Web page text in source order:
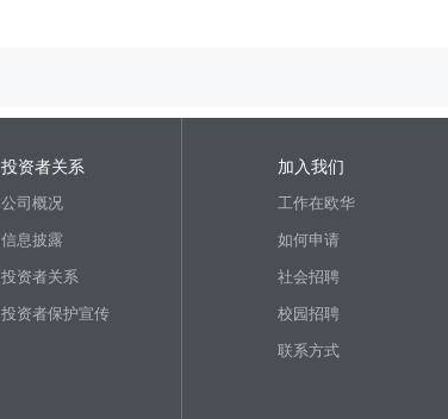
投资者关系
公司概况
信息披露
投资者关系
投资者保护宣传
加入我们
工作在欧华
如何申请
社会招聘
校园招聘
联系方式